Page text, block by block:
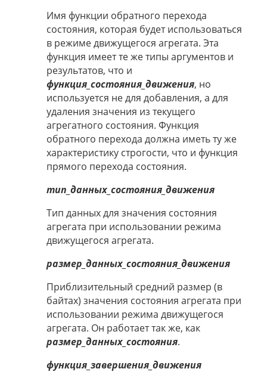
Имя функции обратного перехода
состояния, которая будет использоваться
в режиме движущегося агрегата. Эта
функция имеет те же типы аргументов и
результатов, что и
функция_состояния_движения, но
используется не для добавления, а для
удаления значения из текущего
агрегатного состояния. Функция
обратного перехода должна иметь ту же
характеристику строгости, что и функция
прямого перехода состояния.
тип_данных_состояния_движения
Тип данных для значения состояния
агрегата при использовании режима
движущегося агрегата.
размер_данных_состояния_движения
Приблизительный средний размер (в
байтах) значения состояния агрегата при
использовании режима движущегося
агрегата. Он работает так же, как
размер_данных_состояния.
функция_завершения_движения